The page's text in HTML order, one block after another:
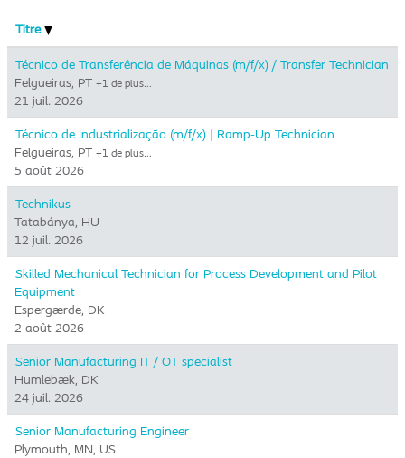
Titre
Técnico de Transferência de Máquinas (m/f/x) / Transfer Technician
Felgueiras, PT +1 de plus…
21 juil. 2026
Técnico de Industrialização (m/f/x) | Ramp-Up Technician
Felgueiras, PT +1 de plus…
5 août 2026
Technikus
Tatabánya, HU
12 juil. 2026
Skilled Mechanical Technician for Process Development and Pilot
Equipment
Espergærde, DK
2 août 2026
Senior Manufacturing IT / OT specialist
Humlebæk, DK
24 juil. 2026
Senior Manufacturing Engineer
Plymouth, MN, US